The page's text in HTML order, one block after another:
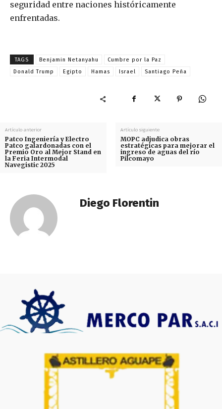
seguridad entre naciones históricamente
enfrentadas.
TAGS Benjamin Netanyahu
Cumbre por la Paz
Donald Trump
Egipto Hamas Israel Santiago Peña
Artículo anterior
Patco Ingeniería y Electro
Patco galardonadas con el
Premio Oro al Mejor Stand en
la Feria Intermodal
Navegistic 2025
Artículo siguiente
MOPC adjudica obras
estratégicas para mejorar el
ingreso de aguas del río
Pilcomayo
Diego Florentin